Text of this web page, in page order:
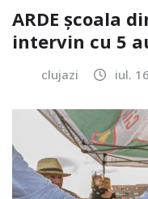
ARDE școala
intervin cu 5
clujazi iul.